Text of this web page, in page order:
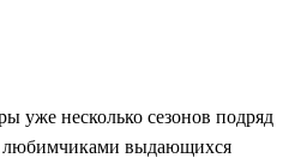
уже несколько сезонов подряд
любимчиками выдающихся